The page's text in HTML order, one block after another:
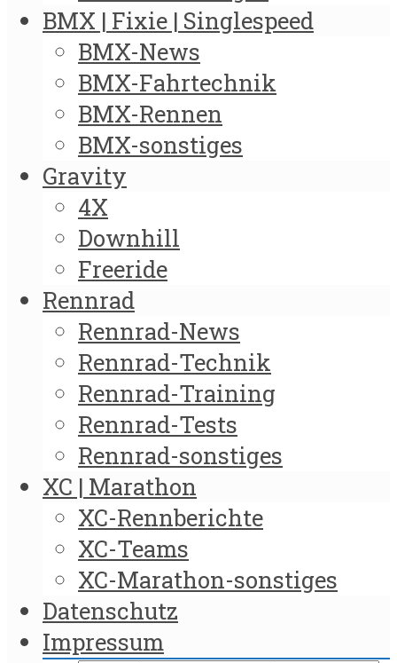
BMX | Fixie | Singlespeed
BMX-News
BMX-Fahrtechnik
BMX-Rennen
BMX-sonstiges
Gravity
4X
Downhill
Freeride
Rennrad
Rennrad-News
Rennrad-Technik
Rennrad-Training
Rennrad-Tests
Rennrad-sonstiges
XC | Marathon
XC-Rennberichte
XC-Teams
XC-Marathon-sonstiges
Datenschutz
Impressum